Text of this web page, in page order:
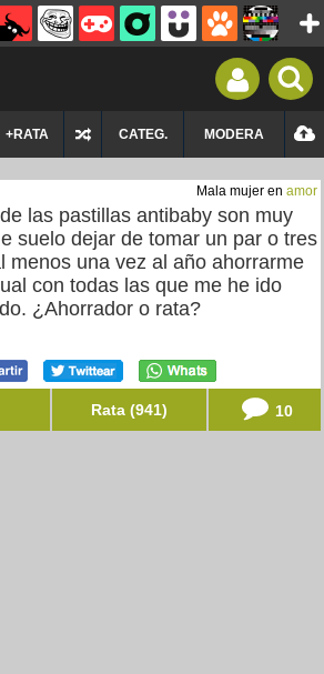
+RATA CATEG. MODERA
Mala mujer en amor
las pastillas antibaby son muy
suelo dejar de tomar un par o tres
menos una vez al año ahorrarme
con todas las que me he ido
¿Ahorrador o rata?
Rata (941) 10